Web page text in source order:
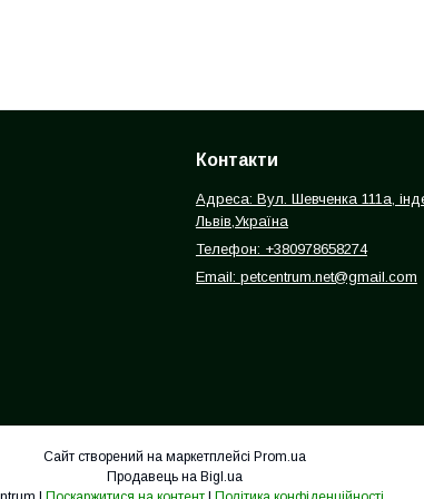
Контакти
Адреса: Вул. Шевченка 111а,
Львів,Україна
Телефон: +380978658274
Email: petcentrum.net@gmail.com
Сайт створений на маркетплейсі Prom.ua
Продавець на Bigl.ua